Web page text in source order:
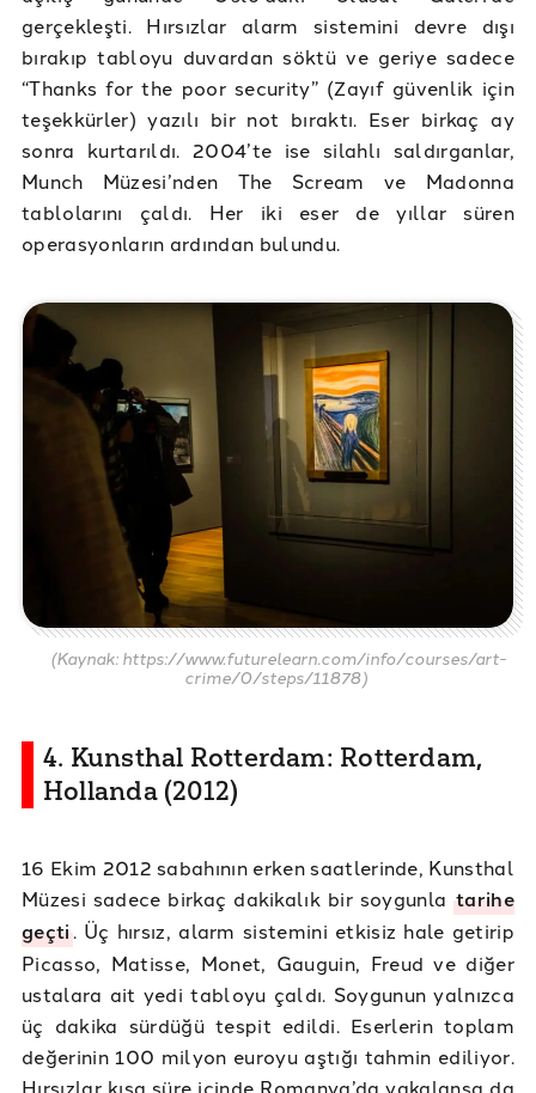
gerçekleşti. Hırsızlar alarm sistemini devre dışı
bırakıp tabloyu duvardan söktü ve geriye sadece
“Thanks for the poor security” (Zayıf güvenlik için
teşekkürler) yazılı bir not bıraktı. Eser birkaç ay
sonra kurtarıldı. 2004’te ise silahlı saldırganlar,
Munch Müzesi’nden The Scream ve Madonna
tablolarını çaldı. Her iki eser de yıllar süren
operasyonların ardından bulundu.
(Kaynak: https://www.futurelearn.com/info/courses/art-
crime/0/steps/11878)
4. Kunsthal Rotterdam: Rotterdam,
Hollanda (2012)
16 Ekim 2012 sabahının erken saatlerinde, Kunsthal
Müzesi sadece birkaç dakikalık bir soygunlatarihe
geçti. Üç hırsız, alarm sistemini etkisiz hale getirip
Picasso, Matisse, Monet, Gauguin, Freud ve diğer
ustalara ait yedi tabloyu çaldı. Soygunun yalnızca
üç dakika sürdüğü tespit edildi. Eserlerin toplam
değerinin 100 milyon euroyu aştığı tahmin ediliyor.
Hırsızlar kısa süre içinde Romanya’da yakalansa da